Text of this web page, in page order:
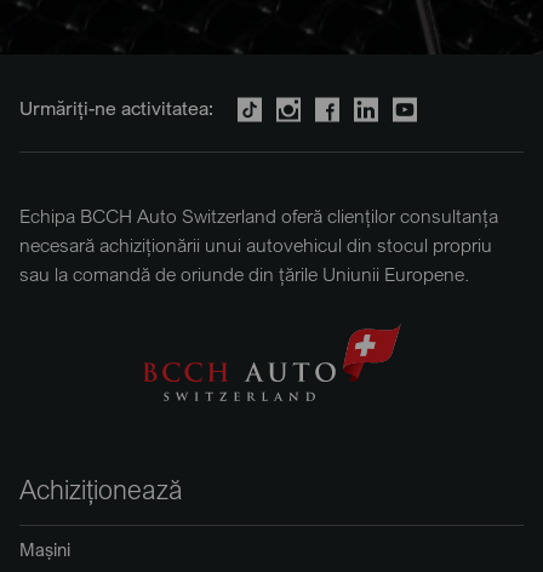
Urmăriți-ne activitatea:
Echipa BCCH Auto Switzerland oferă clienților consultanța
necesară achiziționării unui autovehicul din stocul propriu
sau la comandă de oriunde din țările Uniunii Europene.
Achiziționează
Mașini